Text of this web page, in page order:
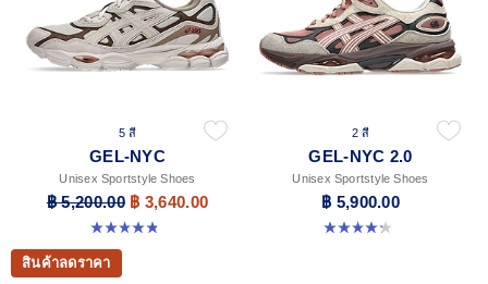
5 สี
GEL-NYC
Unisex Sportstyle Shoes
฿ 5,200.00 ฿ 3,640.00
4.8 จาก 5 ดาว 599 รีวิว
2 สี
GEL-NYC 2.0
Unisex Sportstyle Shoes
฿ 5,900.00
4.3 จาก 5 ดาว 4 รีวิว
สินค้าลดราคา